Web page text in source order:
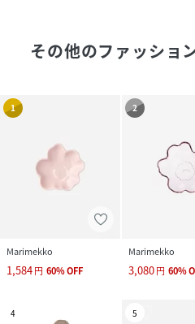
その他のファッショ
1
Marimekko
1,584円 60%OFF
2
Marimekko
3,080円 60%
4 5